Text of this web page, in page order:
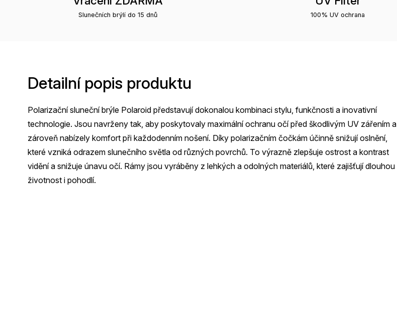
Slunečních brýlí do 15 dnů 100% UV ochrana
Detailní popis produktu
Polarizační sluneční brýle Polaroid představují dokonalou kombinaci stylu, funkčnosti a inovativní
technologie. Jsou navrženy tak, aby poskytovaly maximální ochranu očí před škodlivým UV zářením a
zároveň nabízely komfort při každodenním nošení. Díky polarizačním čočkám účinně snižují oslnění,
které vzniká odrazem slunečního světla od různých povrchů. To výrazně zlepšuje ostrost a kontrast
vidění a snižuje únavu očí. Rámy jsou vyráběny z lehkých a odolných materiálů, které zajišťují dlouhou
životnost i pohodlí.